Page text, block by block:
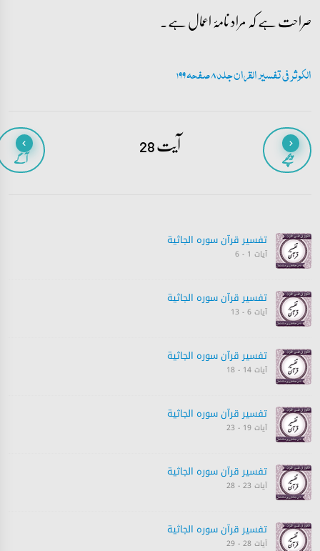
صراحت ہے کہ مراد نامۂ اعمال ہے۔
الکوثر فی تفسیر القران جلد 8 صفحہ 199
پیچھے آیت 28 آگے
تفسیر قرآن سورہ ‎الجاثية
آیات 1 - 6
تفسیر قرآن سورہ ‎الجاثية
آیات 6 - 13
تفسیر قرآن سورہ ‎الجاثية
آیات 14 - 18
تفسیر قرآن سورہ ‎الجاثية
آیات 19 - 23
تفسیر قرآن سورہ ‎الجاثية
آیات 23 - 28
تفسیر قرآن سورہ ‎الجاثية
آیات 28 - 29